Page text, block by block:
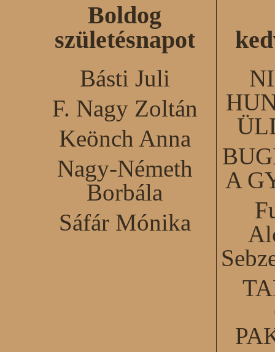
Boldog
születésnapot
Básti Juli
F. Nagy Zoltán
Keönch Anna
Nagy-Németh
Borbála
Sáfár Mónika
A